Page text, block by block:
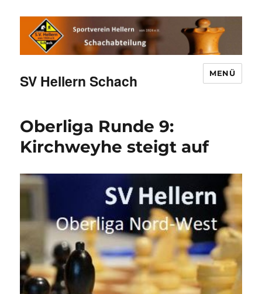
SV Hellern Schach MENÜ
Oberliga Runde 9:
Kirchweyhe steigt auf